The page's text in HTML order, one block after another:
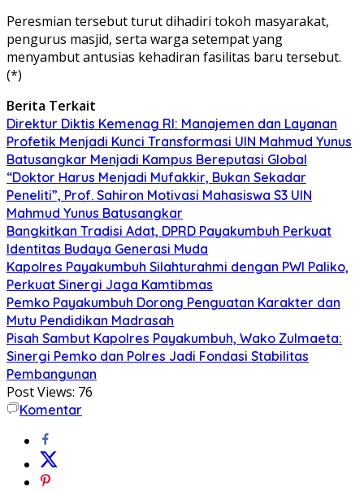
Peresmian tersebut turut dihadiri tokoh masyarakat,
pengurus masjid, serta warga setempat yang
menyambut antusias kehadiran fasilitas baru tersebut.
(*)
Berita Terkait
Direktur Diktis Kemenag RI: Manajemen dan Layanan
Profetik Menjadi Kunci Transformasi UIN Mahmud Yunus
Batusangkar Menjadi Kampus Bereputasi Global
“Doktor Harus Menjadi Mufakkir, Bukan Sekadar
Peneliti”, Prof. Sahiron Motivasi Mahasiswa S3 UIN
Mahmud Yunus Batusangkar
Bangkitkan Tradisi Adat, DPRD Payakumbuh Perkuat
Identitas Budaya Generasi Muda
Kapolres Payakumbuh Silahturahmi dengan PWI Paliko,
Perkuat Sinergi Jaga Kamtibmas
Pemko Payakumbuh Dorong Penguatan Karakter dan
Mutu Pendidikan Madrasah
Pisah Sambut Kapolres Payakumbuh, Wako Zulmaeta:
Sinergi Pemko dan Polres Jadi Fondasi Stabilitas
Pembangunan
Post Views: 76
Komentar